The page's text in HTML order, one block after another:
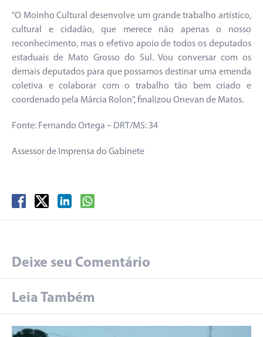
"O Moinho Cultural desenvolve um grande trabalho artístico,
cultural e cidadão, que merece não apenas o nosso
reconhecimento, mas o efetivo apoio de todos os deputados
estaduais de Mato Grosso do Sul. Vou conversar com os
demais deputados para que possamos destinar uma emenda
coletiva e colaborar com o trabalho tão bem criado e
coordenado pela Márcia Rolon", finalizou Onevan de Matos.
Fonte: Fernando Ortega – DRT/MS: 34
Assessor de Imprensa do Gabinete
Deixe seu Comentário
Leia Também